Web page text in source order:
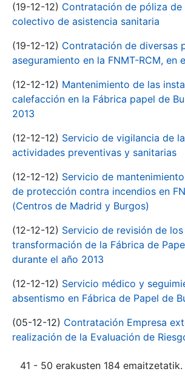
(19-12-12) Contratación de póliza de
colectivo de asistencia sanitaria
(19-12-12) Contratación de diversas
aseguramiento en la FNMT-RCM, en
(12-12-12) Mantenimiento de las
calefacción en la Fábrica papel de
2013
(12-12-12) Servicio de vigilancia de
actividades preventivas y sanitarias
(12-12-12) Servicio de
de protección contra incendios en
(Centros de Madrid y Burgos)
(12-12-12) Servicio de revisión de
transformación de la Fábrica de
durante el año 2013
(12-12-12) Servicio médico y
absentismo en Fábrica de Papel de
(05-12-12) Contratación Empresa
realización de la Evaluación de
41 - 50 erakusten 184 emaitzetatik.